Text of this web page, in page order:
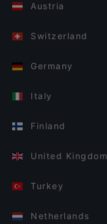
Austria
Switzerland
Germany
Italy
Finland
United Kingdom
Turkey
Netherlands